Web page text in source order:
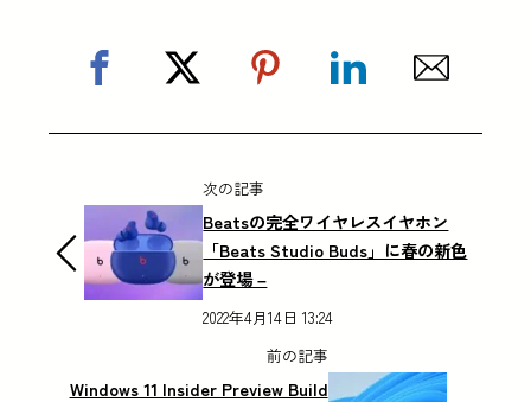
次の記事
Beatsの完全ワイヤレスイヤホン
「Beats Studio Buds」に春の新色
が登場 –
2022年4月14日 13:24
前の記事
Windows 11 Insider Preview Build